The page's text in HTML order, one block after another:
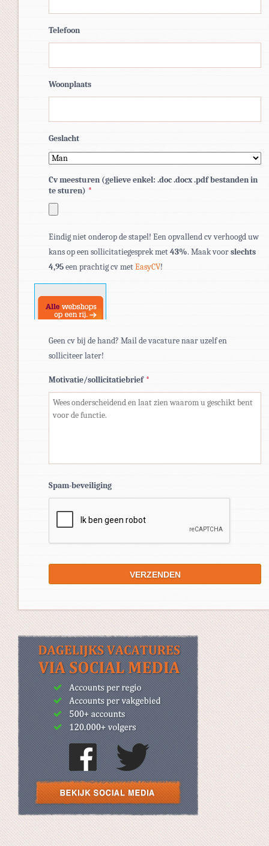
Telefoon
Woonplaats
Geslacht
Cv meesturen (gelieve enkel: .doc .docx .pdf bestanden in
te sturen) *
bestandstypen:
pdf,
doc,
docx.
Eindig niet onderop de stapel! Een opvallend cv verhoogd uw
kans op een sollicitatiegesprek met43%. Maak voorslechts
4,95een prachtig cv metEasyCV!
Geen cv bij de hand? Mail de vacature naar uzelf en
solliciteer later!
Motivatie/sollicitatiebrief *
Spam-beveiliging